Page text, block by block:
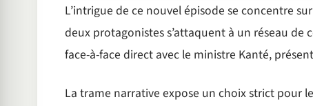
L’intrigue de ce nouvel épisode se concentre
deux protagonistes s’attaquent à un réseau de
face-à-face direct avec le ministre Kanté,
La trame narrative expose un choix strict pour